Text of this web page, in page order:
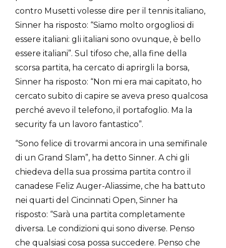
contro Musetti volesse dire per il tennis italiano,
Sinner ha risposto: “Siamo molto orgogliosi di
essere italiani: gli italiani sono ovunque, è bello
essere italiani”. Sul tifoso che, alla fine della
scorsa partita, ha cercato di aprirgli la borsa,
Sinner ha risposto: “Non mi era mai capitato, ho
cercato subito di capire se aveva preso qualcosa
perché avevo il telefono, il portafoglio. Ma la
security fa un lavoro fantastico”.
“Sono felice di trovarmi ancora in una semifinale
di un Grand Slam”, ha detto Sinner. A chi gli
chiedeva della sua prossima partita contro il
canadese Feliz Auger-Aliassime, che ha battuto
nei quarti del Cincinnati Open, Sinner ha
risposto: “Sarà una partita completamente
diversa. Le condizioni qui sono diverse. Penso
che qualsiasi cosa possa succedere. Penso che